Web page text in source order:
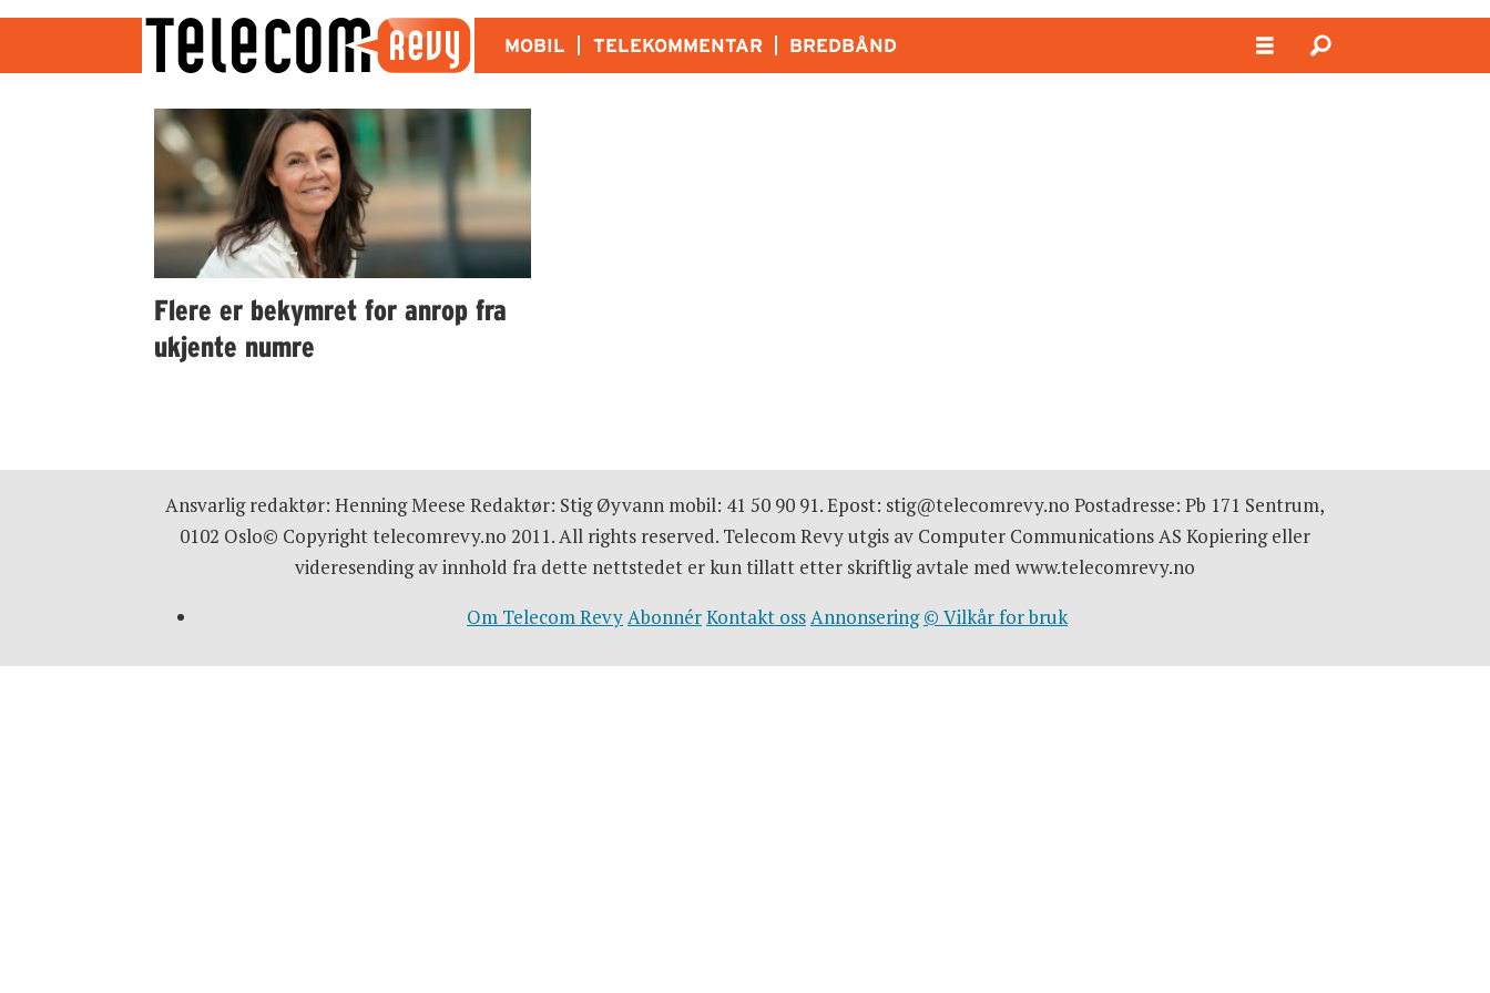
MOBIL TELEKOMMENTAR BREDBÅND
engebretsen
Flere er bekymret for anrop fra
ukjente numre
Ansvarlig redaktør: Henning Meese Redaktør: Stig Øyvann mobil: 41 50 90 91. Epost: stig@telecomrevy.no Postadresse: Pb 171 Sentrum,
0102 Oslo© Copyright telecomrevy.no 2011. All rights reserved. Telecom Revy utgis av Computer Communications AS Kopiering eller
videresending av innhold fra dette nettstedet er kun tillatt etter skriftlig avtale med www.telecomrevy.no
Om Telecom RevyAbonnérKontakt ossAnnonsering © Vilkår for bruk